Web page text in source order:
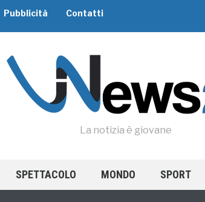
Pubblicità Contatti
La notizia è giovane
SPETTACOLO MONDO SPORT